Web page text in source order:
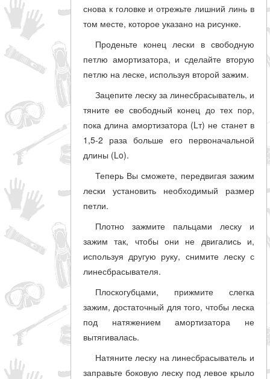
снова к головке и отрежьте лишний линь в
том месте, которое указано на рисунке.
Проденьте конец лески в свободную
петлю амортизатора, и сделайте вторую
петлю на леске, используя второй зажим.
Зацепите леску за линесбрасыватель, и
тяните ее свободный конец до тех пор,
пока длина амортизатора (Lт) не станет в
1,5-2 раза больше его первоначальной
длины (Lo).
Теперь Вы сможете, передвигая зажим
лески установить необходимый размер
петли.
Плотно зажмите пальцами леску и
зажим так, чтобы они не двигались и,
используя другую руку, снимите леску с
линесбрасывателя.
Плоскогубцами, прижмите слегка
зажим, достаточный для того, чтобы леска
под натяжением амортизатора не
вытягивалась.
Натяните леску на линесбрасыватель и
заправьте боковую леску под левое крыло